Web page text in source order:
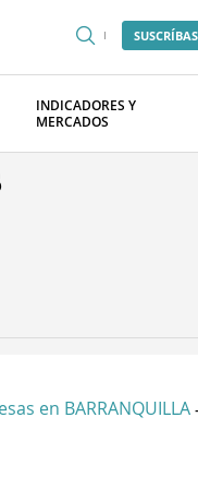
INDICADORES Y
MERCADOS
en BARRANQUILLA